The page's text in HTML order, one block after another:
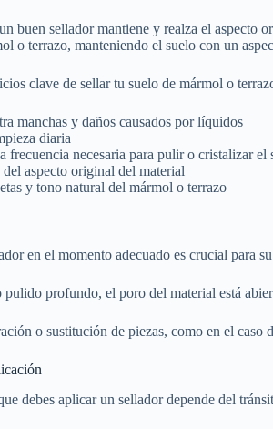
buen sellador mantiene y realza el aspecto
o terrazo, manteniendo el suelo con un
clave de sellar tu suelo de mármol o
manchas y daños causados por líquidos
diaria
frecuencia necesaria para pulir o cristalizar el
aspecto original del material
y tono natural del mármol o terrazo
en el momento adecuado es crucial para
profundo, el poro del material está
o sustitución de piezas, como en el
debes aplicar un sellador depende del